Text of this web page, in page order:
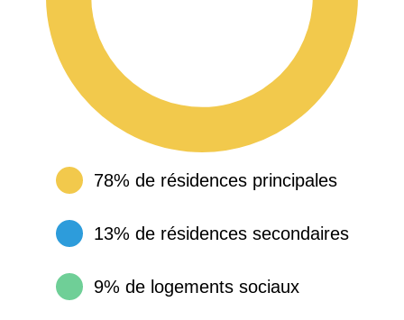
78% de résidences principales
13% de résidences secondaires
9% de logements sociaux